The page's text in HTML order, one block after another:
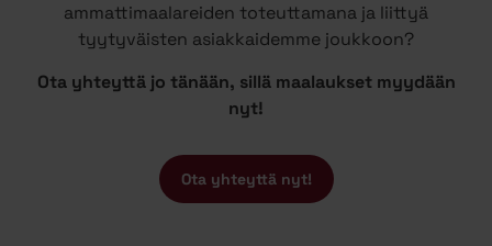
ammattimaalareiden toteuttamana ja liittyä
tyytyväisten asiakkaidemme joukkoon?
Ota yhteyttä jo tänään, sillä maalaukset myydään
nyt!
Ota yhteyttä nyt!